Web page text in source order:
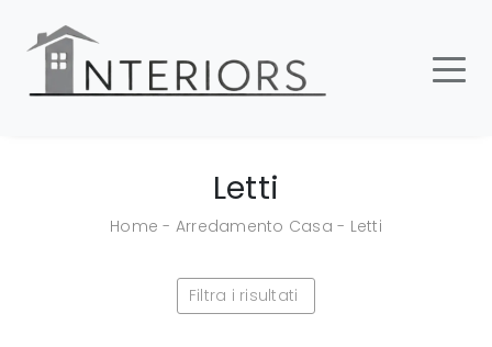
Letti
Home - Arredamento Casa - Letti
Filtra i risultati